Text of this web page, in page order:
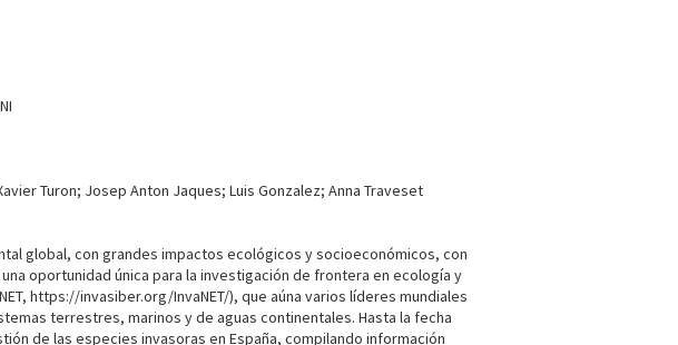
Turon; Josep Anton Jaques; Luis Gonzalez; Anna Traveset
global, con grandes impactos ecológicos y socioeconómicos, con
oportunidad única para la investigación de frontera en ecología y
https://invasiber.org/InvaNET/), que aúna varios líderes mundiales
terrestres, marinos y de aguas continentales. Hasta la fecha
de las especies invasoras en España, compilando información